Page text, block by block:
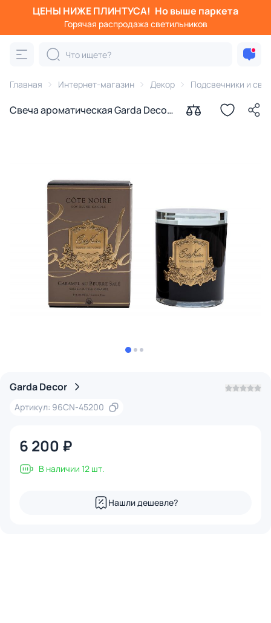
ЦЕНЫ НИЖЕ ПЛИНТУСА! Но выше паркета
Горячая распродажа светильников
Главная Интернет-магазин Декор Подсвечники и
Свеча ароматическая Garda Decor
Garda Decor
Артикул: 96CN-45200
6 200 ₽
В наличии 12 шт.
Нашли дешевле?